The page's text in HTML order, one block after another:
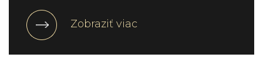
Zobraziť viac